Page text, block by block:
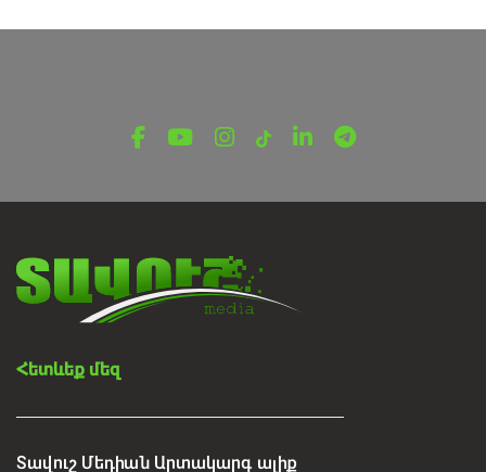
տեսարժան վայրերում
Հետևեք մեզ
Տավուշ Մեդիան Արտակարգ ալիք